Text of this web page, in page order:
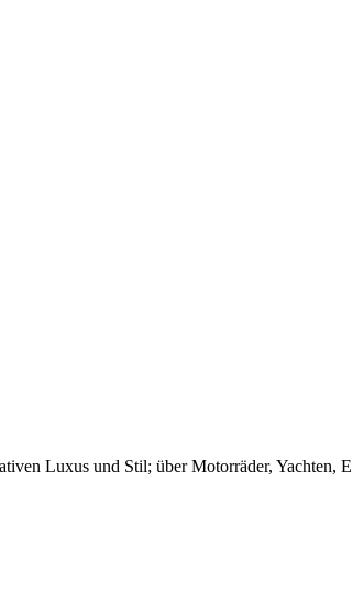
Luxus und Stil; über Motorräder, Yachten,